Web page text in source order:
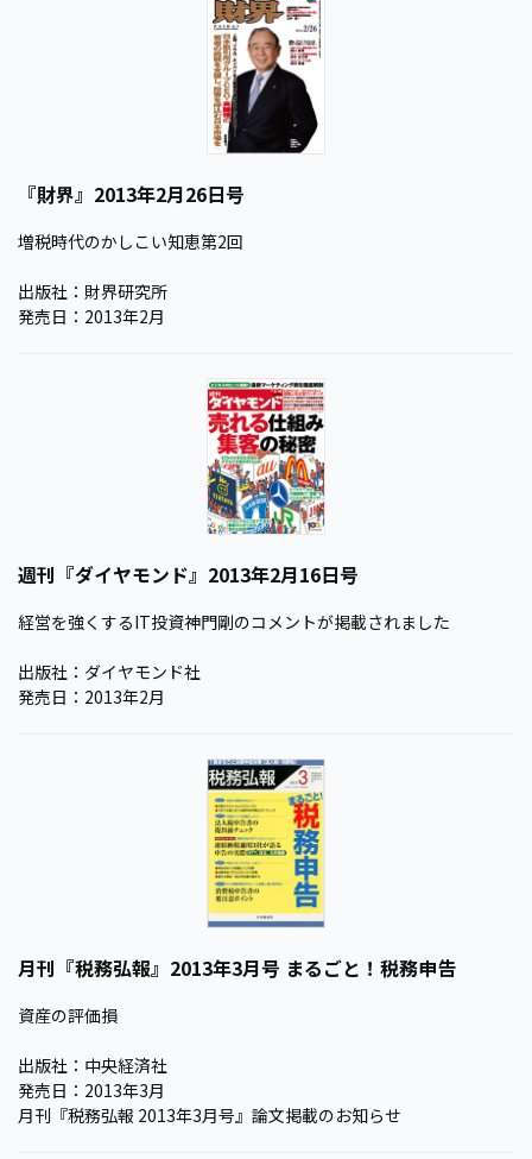
『財界』2013年2月26日号
増税時代のかしこい知恵第2回
出版社：財界研究所
発売日：2013年2月
週刊『ダイヤモンド』2013年2月16日号
経営を強くするIT投資神門剛のコメントが掲載されました
出版社：ダイヤモンド社
発売日：2013年2月
月刊『税務弘報』2013年3月号 まるごと！税務申告
資産の評価損
出版社：中央経済社
発売日：2013年3月
月刊『税務弘報 2013年3月号』論文掲載のお知らせ